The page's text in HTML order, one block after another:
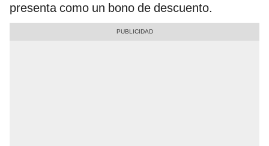
presenta como un bono de descuento.